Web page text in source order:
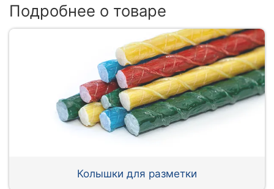
Подробнее о товаре
Колышки для разметки